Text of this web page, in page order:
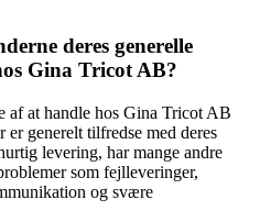
deres generelle
Gina Tricot AB?
af at handle hos Gina Tricot AB
generelt tilfredse med deres
levering, har mange andre
som fejlleveringer,
og svære